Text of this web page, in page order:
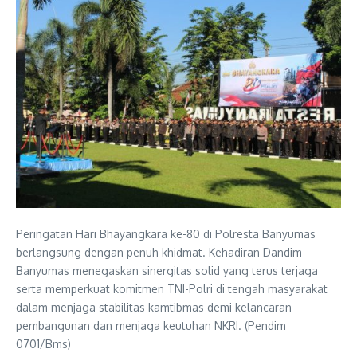
Peringatan Hari Bhayangkara ke-80 di Polresta Banyumas
berlangsung dengan penuh khidmat. Kehadiran Dandim
Banyumas menegaskan sinergitas solid yang terus terjaga
serta memperkuat komitmen TNI-Polri di tengah masyarakat
dalam menjaga stabilitas kamtibmas demi kelancaran
pembangunan dan menjaga keutuhan NKRI. (Pendim
0701/Bms)